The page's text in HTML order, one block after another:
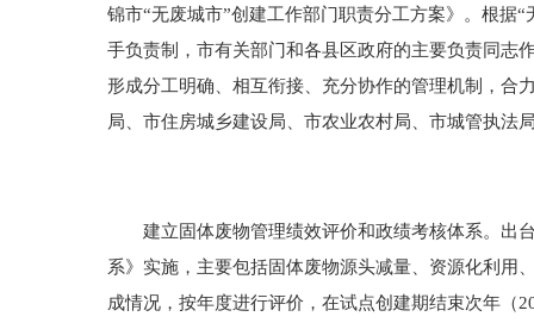
锦市“无废城市”创建工作部门职责分工方案》。根据
手负责制，市有关部门和各县区政府的主要负责同志
形成分工明确、相互衔接、充分协作的管理机制，合
局、市住房城乡建设局、市农业农村局、市城管执法
建立固体废物管理绩效评价和政绩考核体系。出台
系》实施，主要包括固体废物源头减量、资源化利用
成情况，按年度进行评价，在试点创建期结束次年（